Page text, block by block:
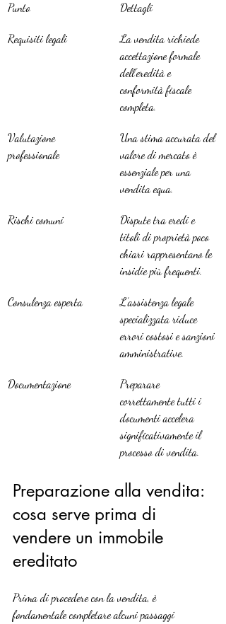
Punto Dettagli
Requisiti legali
La vendita richiede
accettazione formale
dell’eredità e
conformità fiscale
completa.
Valutazione
professionale
Una stima accurata del
valore di mercato è
essenziale per una
vendita equa.
Rischi comuni
Dispute tra eredi e
titoli di proprietà poco
chiari rappresentano le
insidie più frequenti.
Consulenza esperta
L’assistenza legale
specializzata riduce
errori costosi e sanzioni
amministrative.
Documentazione
Preparare
correttamente tutti i
documenti accelera
significativamente il
processo di vendita.
Preparazione alla vendita:
cosa serve prima di
vendere un immobile
ereditato
Prima di procedere con la vendita, è
fondamentale completare alcuni passaggi